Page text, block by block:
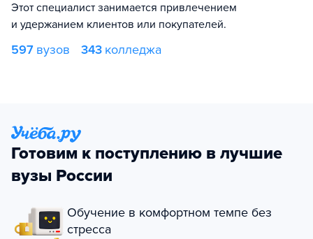
Этот специалист занимается привлечением
и удержанием клиентов или покупателей.
597 вузов 343 колледжа
Готовим к поступлению в лучшие
вузы России
Обучение в комфортном темпе без
стресса